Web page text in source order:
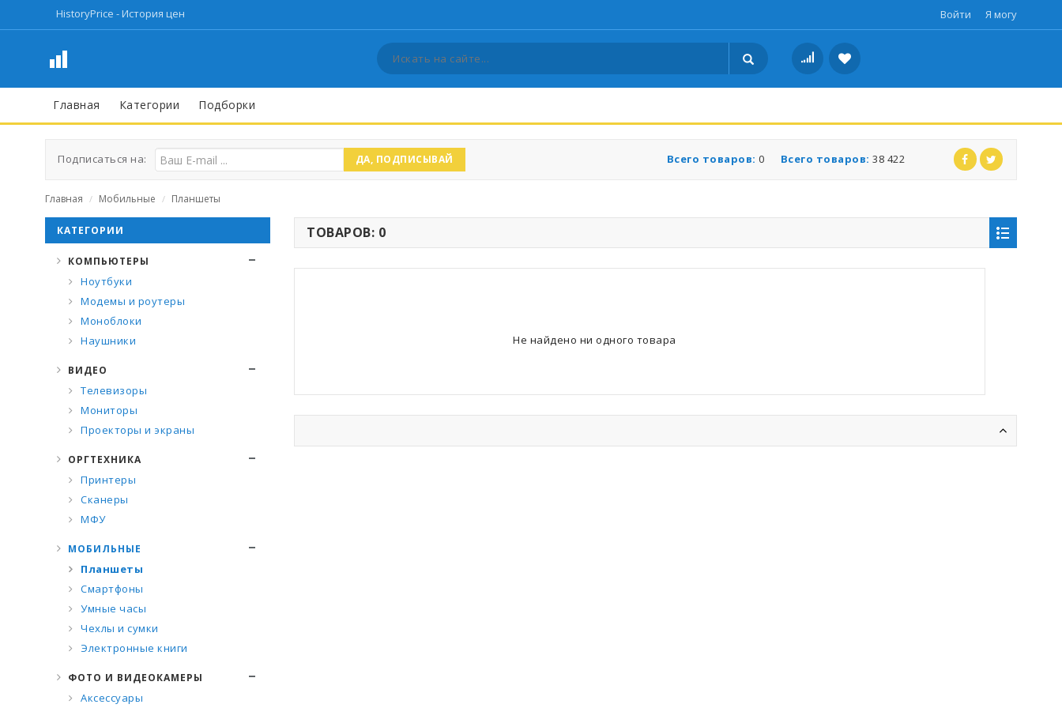
HistoryPrice - История цен Войти Я могу
Главная Категории Подборки
Подписаться на: ДА, ПОДПИСЫВАЙ Всего товаров: 38 422
Всего товаров: 0
Главная / Мобильные / Планшеты
ТОВАРОВ: 0
Не найдено ни одного товара
КАТЕГОРИИ
КОМПЬЮТЕРЫ
Ноутбуки
Модемы и роутеры
Моноблоки
Наушники
ВИДЕО
Телевизоры
Мониторы
Проекторы и экраны
ОРГТЕХНИКА
Принтеры
Сканеры
МФУ
МОБИЛЬНЫЕ
Планшеты
Смартфоны
Умные часы
Чехлы и сумки
Электронные книги
ФОТО И ВИДЕОКАМЕРЫ
Аксессуары